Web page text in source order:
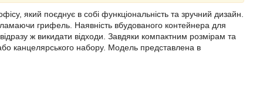
який поєднує в собі функціональність та зручний дизайн.
грифель. Наявність вбудованого контейнера для
ж викидати відходи. Завдяки компактним розмірам та
канцелярського набору. Модель представлена в